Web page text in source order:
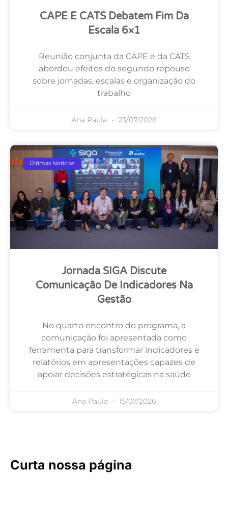
CAPE E CATS Debatem Fim Da
Escala 6×1
Reunião conjunta da CAPE e da CATS
abordou efeitos do segundo repouso
sobre jornadas, escalas e organização do
trabalho
Ana Paula 23/07/2026
Últimas Notícias
Jornada SIGA Discute
Comunicação De Indicadores Na
Gestão
No quarto encontro do programa, a
comunicação foi apresentada como
ferramenta para transformar indicadores e
relatórios em apresentações capazes de
apoiar decisões estratégicas na saúde
Ana Paula 15/07/2026
Curta nossa página